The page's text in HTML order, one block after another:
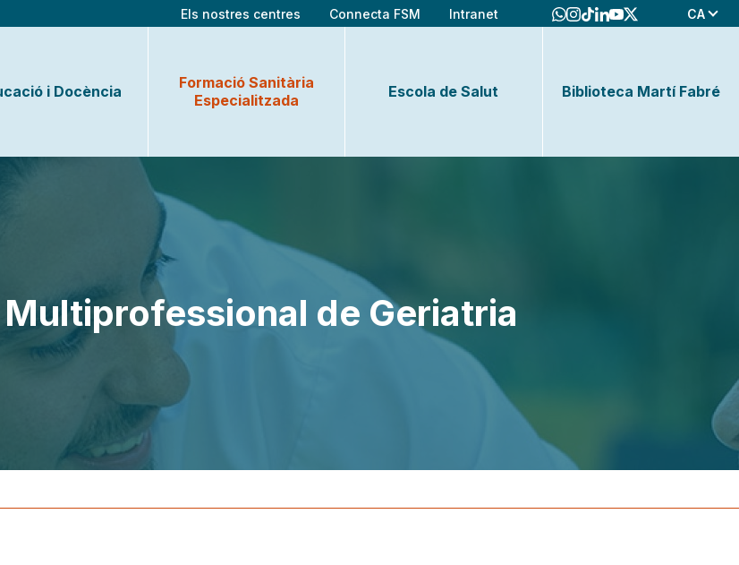
Els nostres centres Connecta FSM Intranet CA
i Docència
Formació Sanitària
Especialitzada
Escola de Salut Biblioteca Martí Fabré
de Geriatria